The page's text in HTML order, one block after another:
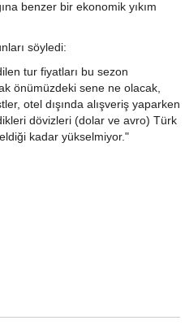
benzer bir ekonomik yıkım
söyledi:
tur fiyatları bu sezon
önümüzdeki sene ne olacak,
otel dışında alışveriş yaparken
dövizleri (dolar ve avro) Türk
kadar yükselmiyor."